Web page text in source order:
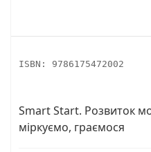
ISBN: 9786175472002
Smart Start. Розвиток
міркуємо, граємося